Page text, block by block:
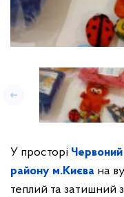
У просторі
району м.Києва на
теплий та затишний